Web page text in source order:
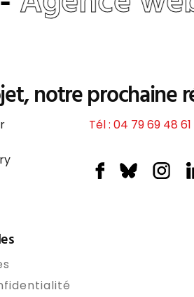
notre prochaine
Tél : 04 79 69 48 61